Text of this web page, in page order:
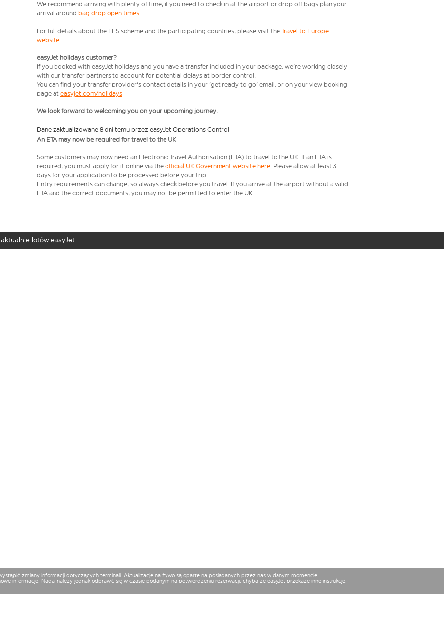
We recommend arriving with plenty of time, if you need to check in at the airport or drop off bags plan your
arrival around bag drop open times.
For full details about the EES scheme and the participating countries, please visit the Travel to Europe
website.
easyJet holidays customer?
If you booked with easyJet holidays and you have a transfer included in your package, we're working closely
with our transfer partners to account for potential delays at border control.
You can find your transfer provider's contact details in your 'get ready to go' email, or on your view booking
page at easyjet.com/holidays
We look forward to welcoming you on your upcoming journey.
Dane zaktualizowane 8 dni temu przez easyJet Operations Control
An ETA may now be required for travel to the UK
Some customers may now need an Electronic Travel Authorisation (ETA) to travel to the UK. If an ETA is
required, you must apply for it online via the official UK Government website here. Please allow at least 3
days for your application to be processed before your trip.
Entry requirements can change, so always check before you travel. If you arrive at the airport without a valid
ETA and the correct documents, you may not be permitted to enter the UK.
lotów easyJet...
zmiany informacji dotyczących terminali. Aktualizacje na żywo są oparte na posiadanych przez nas w danym momencie
informacje. Nadal należy jednak odprawić się w czasie podanym na potwierdzeniu rezerwacji, chyba że easyJet przekaże inne instrukcje.